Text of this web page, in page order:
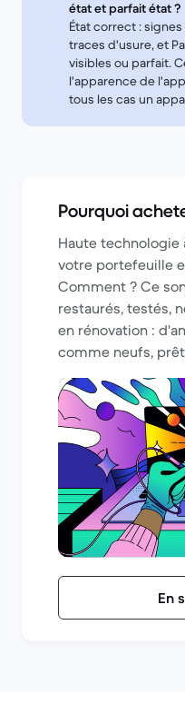
état et parfait état ?
État correct :
traces d'usure, et
visibles ou parfait.
l'apparence de
tous les cas un
Pourquoi
Haute
votre portefeuille
Comment ? Ce
restaurés, testés,
en rénovation :
comme neufs,
En